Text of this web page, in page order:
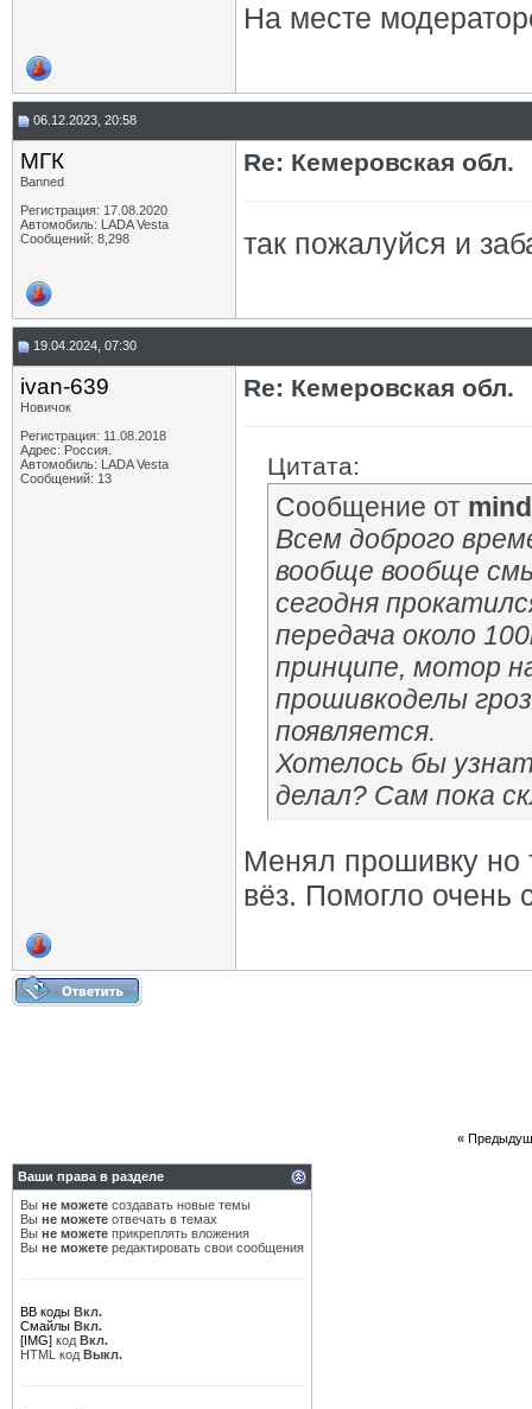
На месте
06.12.2023, 20:58
МГК
Banned
Регистрация: 17.08.2020
Автомобиль: LADA Vesta
Сообщений: 8,298
Re: Кемеровская обл.
так пожалуйся и
19.04.2024, 07:30
ivan-639
Новичок
Регистрация: 11.08.2018
Адрес: Россия.
Автомобиль: LADA Vesta
Сообщений: 13
Re: Кемеровская обл.
Цитата:
Сообщение от
Всем доброго
вообще вообще
сегодня
передача около
принципе, мотор
прошивкоделы
появляется.
Хотелось бы
делал? Сам пока
Менял прошивку но
вёз. Помогло очень
«
Ваши права в разделе
Вы не можете создавать новые темы
Вы не можете отвечать в темах
Вы не можете прикреплять вложения
Вы не можете редактировать свои сообщения
BB коды Вкл.
Смайлы Вкл.
[IMG] код Вкл.
HTML код Выкл.